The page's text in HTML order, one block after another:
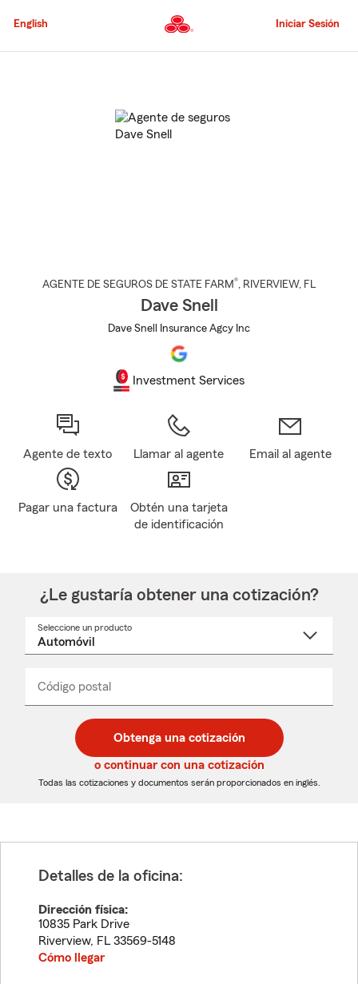
al
principal
English Iniciar Sesión
AGENTE DE SEGUROS DE STATE FARM®, RIVERVIEW, FL
Dave Snell
Dave Snell Insurance Agcy Inc
Investment Services
Agente de texto Llamar al agente Email al agente
Pagar una factura
Obtén una tarjeta
de identificación
¿Le gustaría obtener una cotización?
Seleccione un producto
desplegable
Código postal
de
5
dígitos
de
5
dígitos
_____
Obtenga una cotización
o continuar con una cotización
Todas las cotizaciones y documentos serán proporcionados en inglés.
Detalles de la oficina:
Dirección física:
10835 Park Drive
Riverview, FL 33569-5148
Cómo llegar